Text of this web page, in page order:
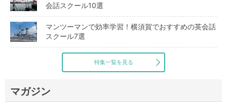
会話スクール10選
マンツーマンで効率学習！横須賀でおすすめの英会話
スクール7選
特集一覧を見る
マガジン